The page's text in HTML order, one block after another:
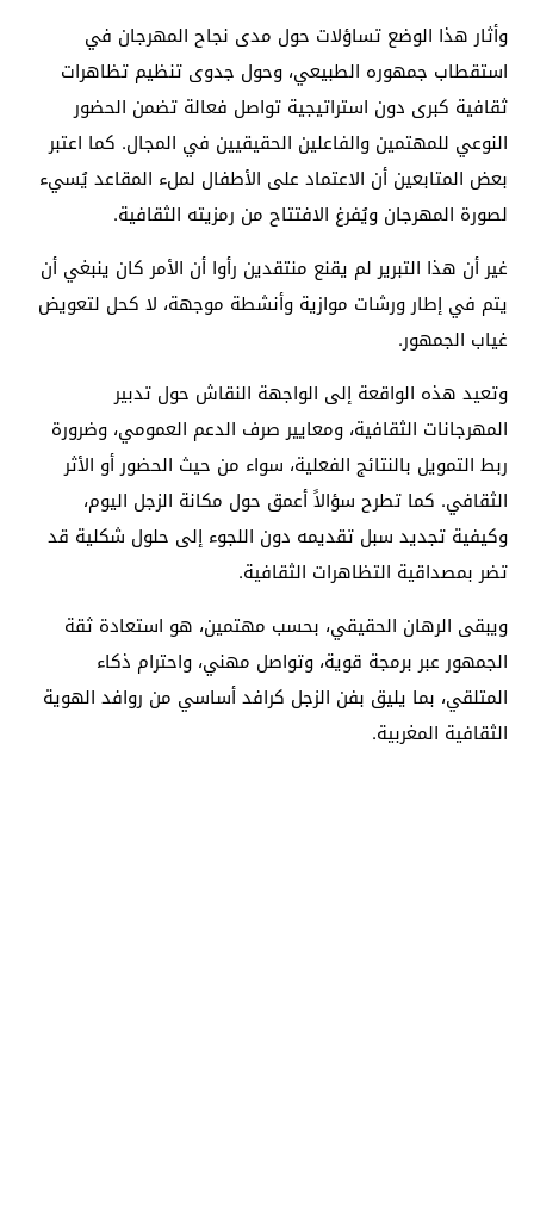
وأثار هذا الوضع تساؤلات حول مدى نجاح المهرجان في
استقطاب جمهوره الطبيعي، وحول جدوى تنظيم تظاهرات
ثقافية كبرى دون استراتيجية تواصل فعالة تضمن الحضور
النوعي للمهتمين والفاعلين الحقيقيين في المجال. كما اعتبر
بعض المتابعين أن الاعتماد على الأطفال لملء المقاعد يُسيء
لصورة المهرجان ويُفرغ الافتتاح من رمزيته الثقافية.
غير أن هذا التبرير لم يقنع منتقدين رأوا أن الأمر كان ينبغي أن
يتم في إطار ورشات موازية وأنشطة موجهة، لا كحل لتعويض
غياب الجمهور.
وتعيد هذه الواقعة إلى الواجهة النقاش حول تدبير
المهرجانات الثقافية، ومعايير صرف الدعم العمومي، وضرورة
ربط التمويل بالنتائج الفعلية، سواء من حيث الحضور أو الأثر
الثقافي. كما تطرح سؤالاً أعمق حول مكانة الزجل اليوم،
وكيفية تجديد سبل تقديمه دون اللجوء إلى حلول شكلية قد
تضر بمصداقية التظاهرات الثقافية.
ويبقى الرهان الحقيقي، بحسب مهتمين، هو استعادة ثقة
الجمهور عبر برمجة قوية، وتواصل مهني، واحترام ذكاء
المتلقي، بما يليق بفن الزجل كرافد أساسي من روافد الهوية
الثقافية المغربية.